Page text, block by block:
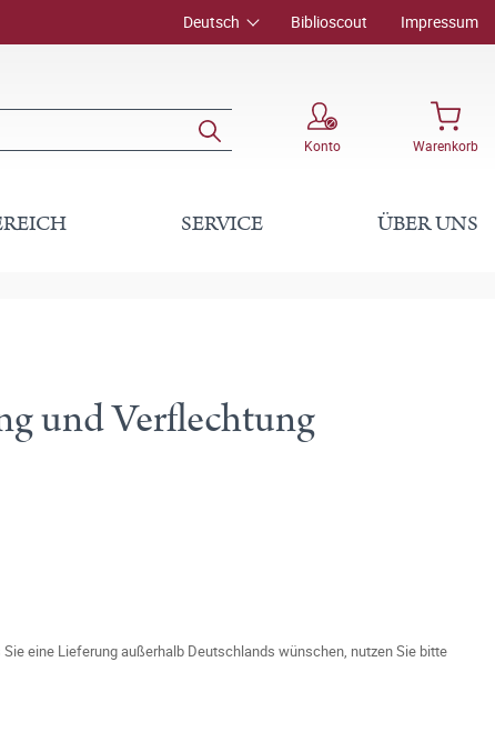
Deutsch Biblioscout Impressum
Konto Warenkorb
SERVICE ÜBER UNS
und Verflechtung
eine Lieferung außerhalb Deutschlands wünschen, nutzen Sie bitte